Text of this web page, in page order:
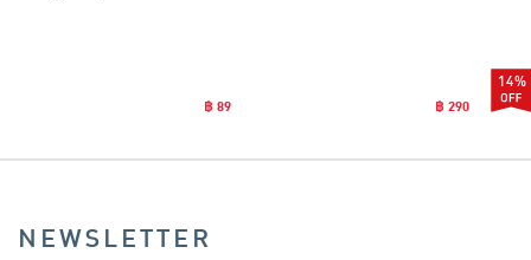
฿ 89 ฿ 290
14%
NEWSLETTER